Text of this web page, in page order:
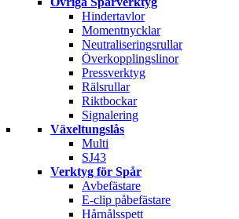
Hindertavlor
Momentnycklar
Neutraliseringsrullar
Överkopplingslinor
Pressverktyg
Rälsrullar
Riktbockar
Signalering
Växeltungslås
Multi
SJ43
Verktyg för Spår
Avbefästare
E-clip påbefästare
Hårnålsspett